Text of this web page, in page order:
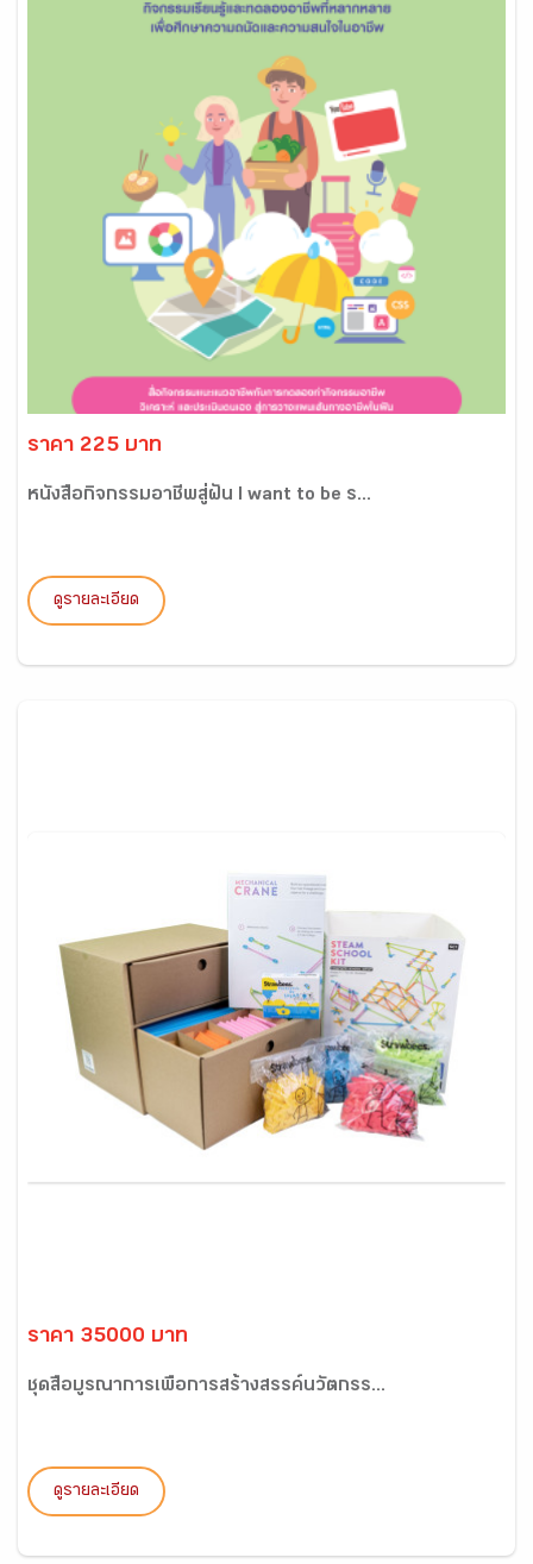
ราคา 225 บาท
หนังสือกิจกรรมอาชีพสู่ฝัน I want to be ร...
ดูรายละเอียด
ราคา 35000 บาท
ชุดสื่อบูรณาการเพื่อการสร้างสรรค์นวัตกรร...
ดูรายละเอียด